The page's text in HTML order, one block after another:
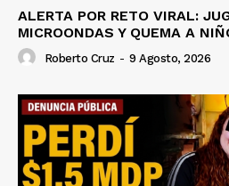
ALERTA POR RETO VIRAL:
MICROONDAS Y QUEMA A
Roberto Cruz - 9 Agosto, 2026